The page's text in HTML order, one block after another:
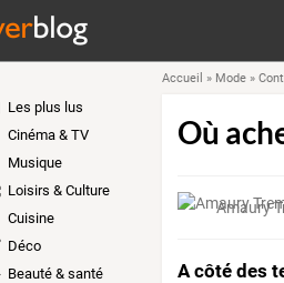
Les plus lus
Cinéma & TV
Musique
Loisirs & Culture
Cuisine
Déco
Beauté & santé
Accueil » Mode»
Où
Amaury
A côté des